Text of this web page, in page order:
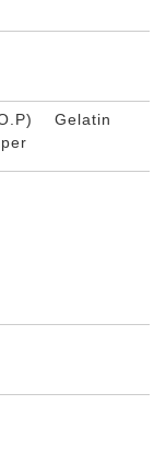
Gelatin